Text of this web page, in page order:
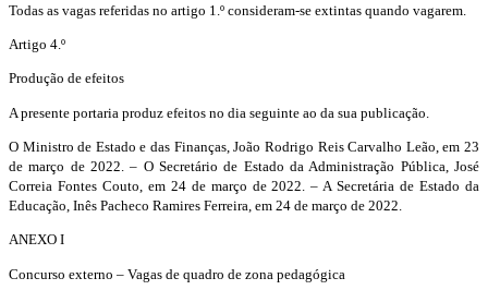
Todas as vagas referidas no artigo 1.º consideram-se extintas quando vagarem.
Artigo 4.º
Produção de efeitos
A presente portaria produz efeitos no dia seguinte ao da sua publicação.
O Ministro de Estado e das Finanças, João Rodrigo Reis Carvalho Leão, em 23
de março de 2022. – O Secretário de Estado da Administração Pública, José
Correia Fontes Couto, em 24 de março de 2022. – A Secretária de Estado da
Educação, Inês Pacheco Ramires Ferreira, em 24 de março de 2022.
ANEXO I
Concurso externo – Vagas de quadro de zona pedagógica